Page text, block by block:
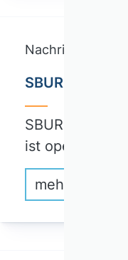
Nachrichten
SBUR Vol. 77,
SBUR
ist open…
mehr erfahren